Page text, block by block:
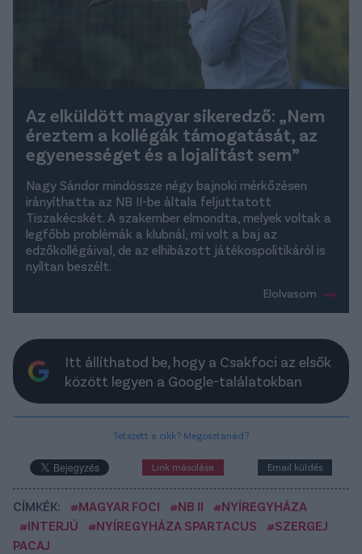
Az elküldött magyar sikeredző: „Nem
éreztem a kollégák támogatását, az
egyenességet és a lojalitást sem”
Nagy Sándor mindössze négy bajnoki mérkőzésen
irányíthatta az NB II-be általa feljuttatott
Tiszakécskét. A szakember elmondta, melyek voltak a
legfőbb problémák a klubnál, mi volt a baj az
edzőkollégáival, de az elhibázott játékospolitikáról is
nyíltan beszélt.
Elolvasom
Itt állíthatod be, hogy a Csakfoci az elsők
között legyen a Google-találatokban
Tetszett a cikk? Megosztanád?
Link másolása Email küldés
CÍMKÉK: #MAGYAR FOCI #NB II
#NYÍREGYHÁZA
#INTERJÚ
#NYÍREGYHÁZA SPARTACUS
#SZERGEJ
PACAJ